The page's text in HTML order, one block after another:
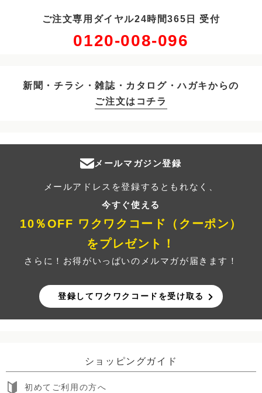
ご注文専用ダイヤル24時間365日 受付
0120-008-096
新聞・チラシ・雑誌・カタログ・ハガキからの
ご注文はコチラ
メールマガジン登録
メールアドレスを登録するともれなく、
今すぐ使える
10％OFF ワクワクコード（クーポン）
をプレゼント！
さらに！お得がいっぱいのメルマガが届きます！
登録してワクワクコードを受け取る
ショッピングガイド
初めてご利用の方へ